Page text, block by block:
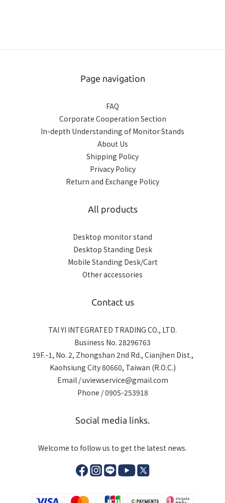
Page navigation
FAQ
Corporate Cooperation Section
In-depth Understanding of Monitor Stands
About Us
Shipping Policy
Privacy Policy
Return and Exchange Policy
All products
Desktop monitor stand
Desktop Standing Desk
Mobile Standing Desk/Cart
Other accessories
Contact us
TAI YI INTEGRATED TRADING CO., LTD.
Business No. 28296763
19F.-1, No. 2, Zhongshan 2nd Rd., Cianjhen Dist.,
Kaohsiung City 80660, Taiwan (R.O.C.)
Email / uviewservice@gmail.com
Phone / 0905-253918
Social media links.
Welcome to follow us to get the latest news.